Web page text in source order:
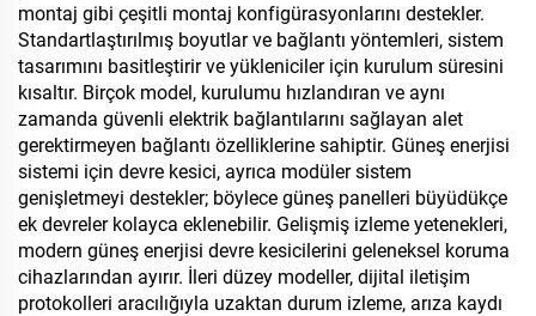
montaj gibi çeşitli montaj konfigürasyonlarını destekler.
Standartlaştırılmış boyutlar ve bağlantı yöntemleri, sistem
tasarımını basitleştirir ve yükleniciler için kurulum süresini
kısaltır. Birçok model, kurulumu hızlandıran ve aynı
zamanda güvenli elektrik bağlantılarını sağlayan alet
gerektirmeyen bağlantı özelliklerine sahiptir. Güneş enerjisi
sistemi için devre kesici, ayrıca modüler sistem
genişletmeyi destekler; böylece güneş panelleri büyüdükçe
ek devreler kolayca eklenebilir. Gelişmiş izleme yetenekleri,
modern güneş enerjisi devre kesicilerini geleneksel koruma
cihazlarından ayırır. İleri düzey modeller, dijital iletişim
protokolleri aracılığıyla uzaktan durum izleme, arıza kaydı